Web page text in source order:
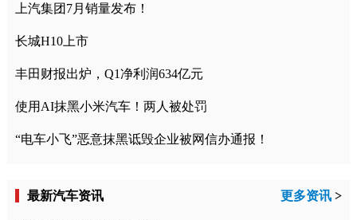
上汽集团7月销量发布！
长城H10上市
丰田财报出炉，Q1净利润634亿元
使用AI抹黑小米汽车！两人被处罚
“电车小飞”恶意抹黑诋毁企业被网信办通报！
最新汽车资讯 更多资讯 >